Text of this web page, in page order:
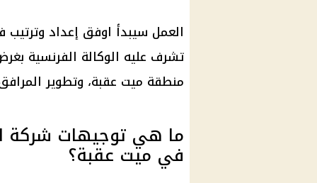
تشرف عليه الوكالة الفرنسية
منطقة ميت عقبة، وتطوير المرافق
ما هي توجيهات شركة
في ميت عقبة؟